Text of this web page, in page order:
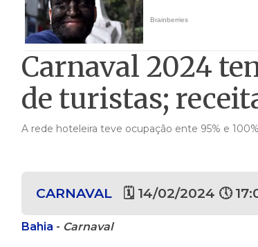
Carnaval 2024
de turistas;
A rede hoteleira teve ocupação ente 95% e 100%
CARNAVAL 🗓 14/02/2024 🕔
Bahia - Carnaval